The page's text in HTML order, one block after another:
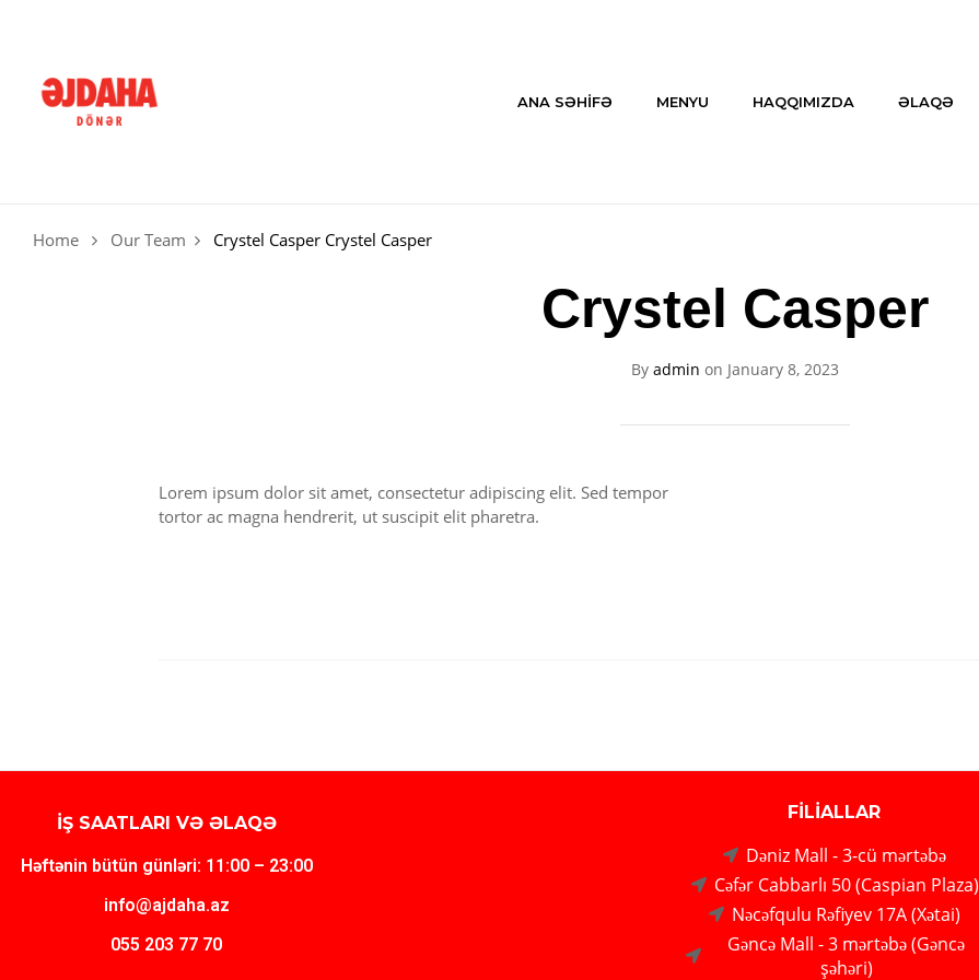
ANA SƏHİFƏ MENYU HAQQIMIZDA ƏLAQƏ
Home Our Team Crystel Casper Crystel Casper
Crystel Casper
By admin on January 8, 2023
Lorem ipsum dolor sit amet, consectetur adipiscing elit. Sed tempor
tortor ac magna hendrerit, ut suscipit elit pharetra.
İŞ SAATLARI VƏ ƏLAQƏ
Həftənin bütün günləri: 11:00 – 23:00
info@ajdaha.az
055 203 77 70
FİLİALLAR
Dəniz Mall - 3-cü mərtəbə
Cəfər Cabbarlı 50 (Caspian Plaza)
Nəcəfqulu Rəfiyev 17A (Xətai)
Gəncə Mall - 3 mərtəbə (Gəncə
şəhəri)